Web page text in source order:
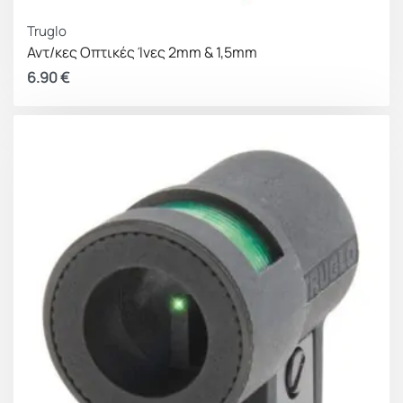
Truglo
Αντ/κες Οπτικές Ίνες 2mm & 1,5mm
6.90€